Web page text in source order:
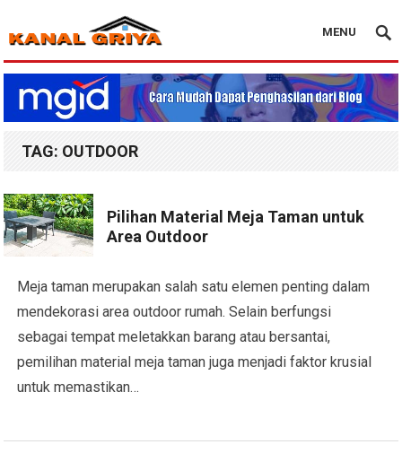
Blog Kanal Griya
MENU
TAG: OUTDOOR
Pilihan Material Meja Taman untuk
Area Outdoor
Meja taman merupakan salah satu elemen penting dalam
mendekorasi area outdoor rumah. Selain berfungsi
sebagai tempat meletakkan barang atau bersantai,
pemilihan material meja taman juga menjadi faktor krusial
untuk memastikan…